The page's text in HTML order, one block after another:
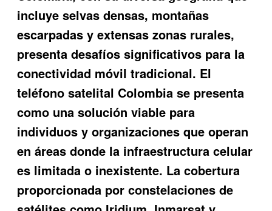
incluye selvas densas, montañas
escarpadas y extensas zonas rurales,
presenta desafíos significativos para la
conectividad móvil tradicional. El
teléfono satelital Colombia se presenta
como una solución viable para
individuos y organizaciones que operan
en áreas donde la infraestructura celular
es limitada o inexistente. La cobertura
proporcionada por constelaciones de